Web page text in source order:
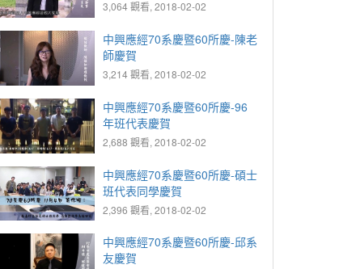
3,064 觀看, 2018-02-02
中興應經70系慶暨60所慶-陳老
師慶賀
3,214 觀看, 2018-02-02
中興應經70系慶暨60所慶-96
年班代表慶賀
2,688 觀看, 2018-02-02
中興應經70系慶暨60所慶-碩士
班代表同學慶賀
2,396 觀看, 2018-02-02
中興應經70系慶暨60所慶-邱系
友慶賀